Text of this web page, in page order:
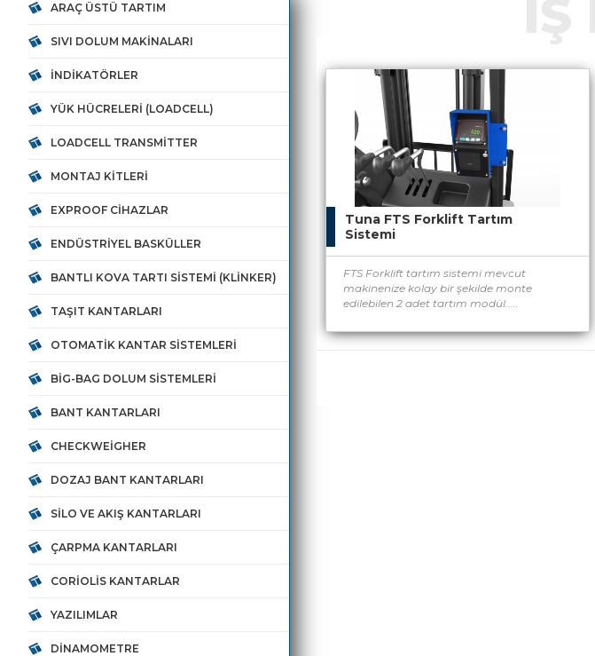
ARAÇ ÜSTÜ TARTIM
SIVI DOLUM MAKINALARI
İNDIKATÖRLER
YÜK HÜCRELERI (LOADCELL)
LOADCELL TRANSMITTER
MONTAJ KITLERI
EXPROOF CIHAZLAR
ENDÜSTRIYEL BASKÜLLER
BANTLI KOVA TARTI SISTEMI (KLINKER)
TAŞIT KANTARLARI
OTOMATIK KANTAR SISTEMLERI
BIG-BAG DOLUM SISTEMLERI
BANT KANTARLARI
CHECKWEIGHER
DOZAJ BANT KANTARLARI
SILO VE AKIŞ KANTARLARI
ÇARPMA KANTARLARI
CORIOLIS KANTARLAR
YAZILIMLAR
DINAMOMETRE
Tuna FTS Forklift Tartım
Sistemi
FTS Forklift tartım sistemi mevcut
makinenize kolay bir şekilde monte
edilebilen 2 adet tartım modül.....